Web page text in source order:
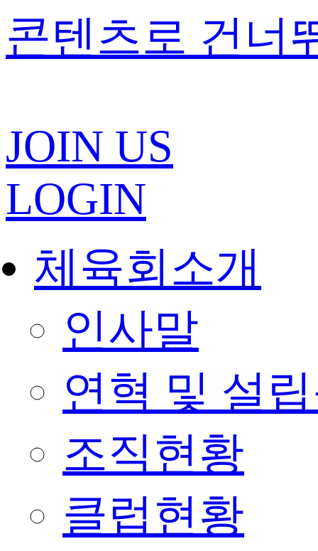
콘텐츠로 건너
JOIN US
LOGIN
체육회소개
인사말
연혁 및 설
조직현황
클럽현황